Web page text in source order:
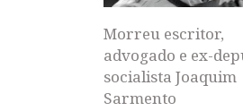
Morreu escritor,
advogado e ex-
socialista Joaquim
Sarmento